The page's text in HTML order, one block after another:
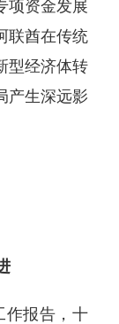
项资金发展
联酋在传统
型经济体转
产生深远影
作报告，十